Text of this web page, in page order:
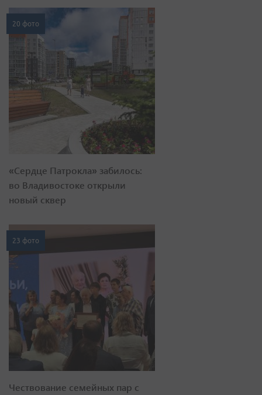
20 фото
«Сердце Патрокла» забилось:
во Владивостоке открыли
новый сквер
23 фото
Чествование семейных пар с